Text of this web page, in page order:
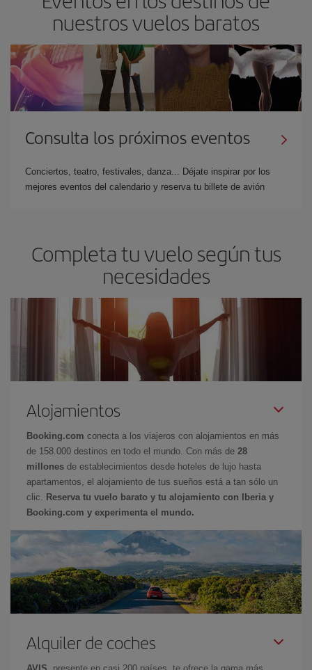
nuestros vuelos baratos
Consulta los próximos eventos
Conciertos, teatro, festivales, danza... Déjate inspirar por los
mejores eventos del calendario y reserva tu billete de avión
Completa tu vuelo según tus
necesidades
Alojamientos
Booking.com conecta a los viajeros con alojamientos en más
de 158.000 destinos en todo el mundo. Con más de 28
millones de establecimientos desde hoteles de lujo hasta
apartamentos, el alojamiento de tus sueños está a tan sólo un
clic.
Reserva tu vuelo barato y tu alojamiento con Iberia y
Booking.com y experimenta el mundo.
Alquiler de coches